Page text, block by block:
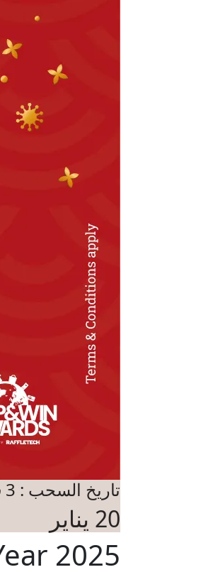
تاريخ السحب : 3 فبراير
20 يناير
2025